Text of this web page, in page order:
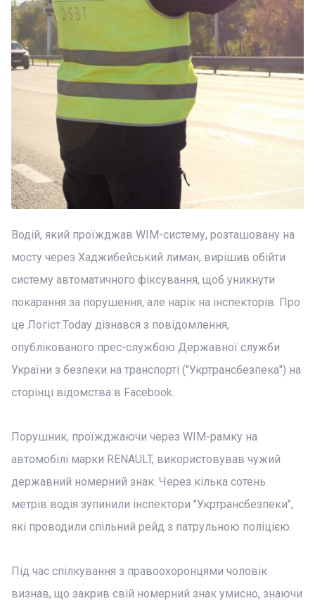
Водій, який проїжджав WIM-систему, розташовану на
мосту через Хаджибейський лиман, вирішив обійти
систему автоматичного фіксування, щоб уникнути
покарання за порушення, але нарік на інспекторів. Про
це Логіст.Today дізнався з повідомлення,
опублікованого прес-службою Державної служби
України з безпеки на транспорті ("Укртрансбезпека") на
сторінці відомства в Facebook.
Порушник, проїжджаючи через WIM-рамку на
автомобілі марки RENAULT, використовував чужий
державний номерний знак. Через кілька сотень
метрів водія зупинили інспектори "Укртрансбезпеки",
які проводили спільний рейд з патрульною поліцією.
Під час спілкування з правоохоронцями чоловік
визнав, що закрив свій номерний знак умисно, знаючи